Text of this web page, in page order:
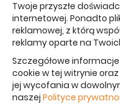
OPIS
Powód wyprzedaży:
Projektor
Twoje przyszłe
internetowej. Ponadto
reklamowej, z którą
reklamy oparte na
Szczegółowe
cookie w tej witrynie
jej wycofania w
naszej Polityce